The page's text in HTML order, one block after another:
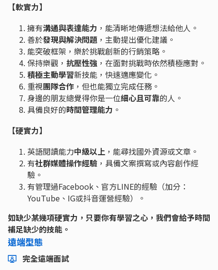
【軟實力】
擁有溝通與表達能力 ，能清晰地傳遞想法給他人。
善於發現與解決問題 ，主動提出優化建議。
能突破框架，樂於挑戰創新的行銷策略。
保持樂觀， 抗壓性強 ，在面對挑戰時依然積極應對。
積極主動學習新技能，快速適應變化。
重視團隊合作 ，但也能獨立完成任務。
身邊的朋友總覺得你是一位細心且可靠的人。
具備良好的時間管理能力 。
【硬實力】
英語閱讀能力中級以上 ，能尋找國外資源或文章。
有社群媒體操作經驗 ，具備文案撰寫或內容創作經
驗。
有管理過Facebook、官方LINE的經驗（加分：
YouTube、IG或抖音運營經驗）。
如缺少某幾項硬實力，只要你有學習之心， 我們會給予時間
補足缺少的技能。
遠端型態
完全遠端面試